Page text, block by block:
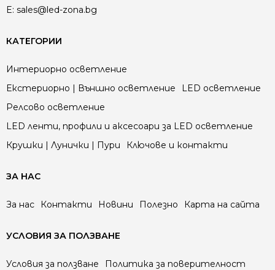
E: sales@led-zona.bg
КАТЕГОРИИ
Интериорно осветление
Екстериорно | Външно осветление
LED осветление
Релсово осветление
LED ленти, профили и аксесоари за LED осветление
Крушки | Лунички | Пури
Ключове и контакти
ЗА НАС
За нас Контакти Новини Полезно Карта на сайта
УСЛОВИЯ ЗА ПОЛЗВАНЕ
Условия за ползване
Политика за поверителност